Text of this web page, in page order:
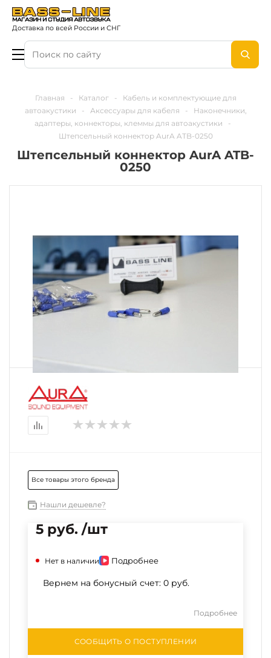
Доставка по всей России и СНГ
Главная - Каталог -
Кабель и комплектующие для
автоакустики
- Аксессуары для кабеля -
Наконечники,
адаптеры, коннекторы, клеммы для автоакустики
-
Штепсельный коннектор AurA ATB-0250
Штепсельный коннектор AurA ATB-
0250
Все товары этого бренда
Нашли дешевле?
5 руб. /шт
Нет в наличии Подробнее
Вернем на бонусный счет: 0 руб.
Подробнее
СООБЩИТЬ О ПОСТУПЛЕНИИ